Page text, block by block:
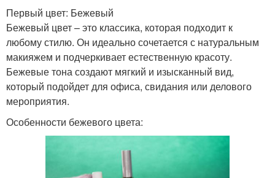
Первый цвет: Бежевый
Бежевый цвет – это классика, которая подходит к
любому стилю. Он идеально сочетается с натуральным
макияжем и подчеркивает естественную красоту.
Бежевые тона создают мягкий и изысканный вид,
который подойдет для офиса, свидания или делового
мероприятия.
Особенности бежевого цвета: